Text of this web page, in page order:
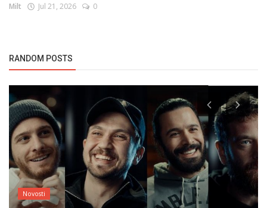
Milt Jul 21, 2026 0
RANDOM POSTS
Novosti